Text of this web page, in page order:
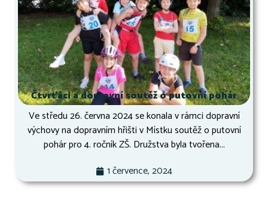
Čtvrťáci a dopravní soutěž o putovní pohár
Ve středu 26. června 2024 se konala v rámci dopravní
výchovy na dopravním hřišti v Místku soutěž o putovní
pohár pro 4. ročník ZŠ. Družstva byla tvořena...
1 července, 2024